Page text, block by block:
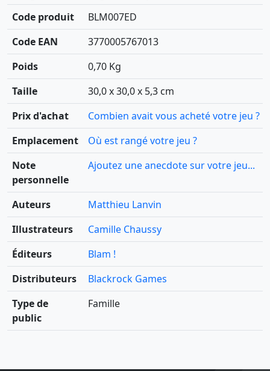
Code produit
BLM007ED
Code EAN
3770005767013
Poids
0,70 Kg
Taille
30,0 x 30,0 x 5,3 cm
Prix d'achat
Combien avait vous acheté votre jeu ?
Emplacement
Où est rangé votre jeu ?
Note
personnelle
Ajoutez une anecdote sur votre jeu...
Auteurs
Matthieu Lanvin
Illustrateurs
Camille Chaussy
Éditeurs
Blam !
Distributeurs
Blackrock Games
Type de
public
Famille